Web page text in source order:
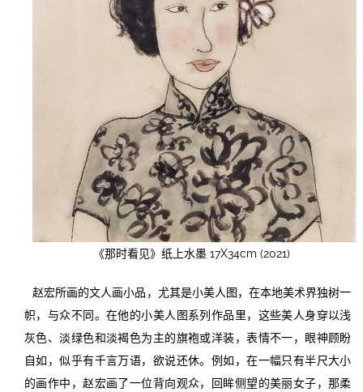
《那时看见》纸上水墨 17X34cm (2021)
赵宏所画的文人画小品，尤其是小美人图，在本地美术界独树一
帜，与众不同。在他的小美人图系列作品里，这些美人身穿以浅
灰色、淡绿色和淡褐色为主的旗袍或洋装，表情不一，眼神顾盼
自如，似乎有千言万语，欲说还休。例如，在一幅只有半尺大小
的画作中，赵宏画了一位背向观众，回眸侧望的美丽女子，那柔